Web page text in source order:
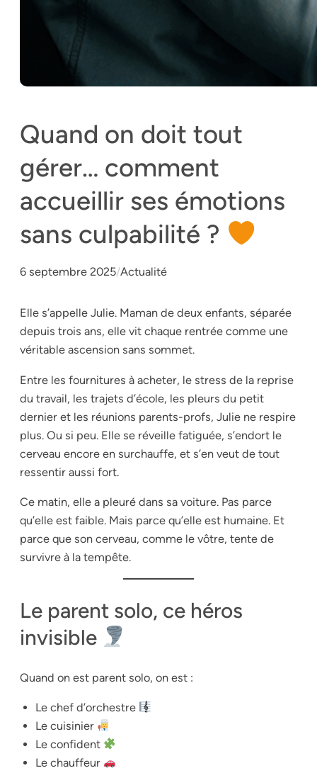
Quand on doit tout
gérer… comment
accueillir ses émotions
sans culpabilité ?
6 septembre 2025/Actualité
Elle s’appelle Julie. Maman de deux enfants, séparée
depuis trois ans, elle vit chaque rentrée comme une
véritable ascension sans sommet.
Entre les fournitures à acheter, le stress de la reprise
du travail, les trajets d’école, les pleurs du petit
dernier et les réunions parents-profs, Julie ne respire
plus. Ou si peu. Elle se réveille fatiguée, s’endort le
cerveau encore en surchauffe, et s’en veut de tout
ressentir aussi fort.
Ce matin, elle a pleuré dans sa voiture. Pas parce
qu’elle est faible. Mais parce qu’elle est humaine. Et
parce que son cerveau, comme le vôtre, tente de
survivre à la tempête.
Le parent solo, ce héros
invisible
Quand on est parent solo, on est :
Le chef d’orchestre
Le cuisinier
Le confident
Le chauffeur